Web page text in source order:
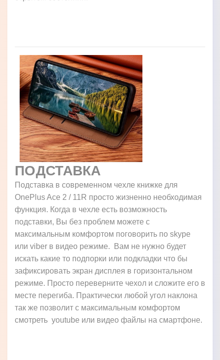
ПОДСТАВКА
Подставка в современном чехле книжке для
OnePlus Ace 2 / 11R просто жизненно необходимая
функция. Когда в чехле есть возможность
подставки, Вы без проблем можете с
максимальным комфортом поговорить по skype
или viber в видео режиме. Вам не нужно будет
искать какие то подпорки или подкладки что бы
зафиксировать экран дисплея в горизонтальном
режиме. Просто переверните чехол и сложите его в
месте перегиба. Практически любой угол наклона
так же позволит с максимальным комфортом
смотреть youtube или видео файлы на смартфоне.